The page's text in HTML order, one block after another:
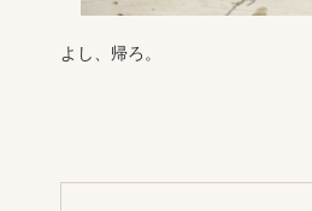
よし、帰ろ。